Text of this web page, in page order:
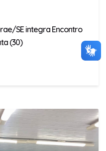
SE integra Encontro
(30)